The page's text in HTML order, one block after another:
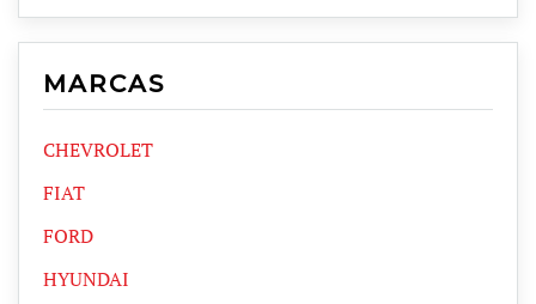
MARCAS
CHEVROLET
FIAT
FORD
HYUNDAI